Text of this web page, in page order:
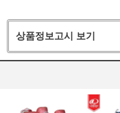
상품정보고시 보기